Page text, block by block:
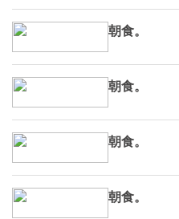
朝食。
朝食。
朝食。
朝食。